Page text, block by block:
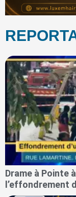
Drame à Pointe
l’effondrement